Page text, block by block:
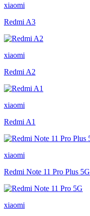
xiaomi
Redmi A3
xiaomi
Redmi A2
xiaomi
Redmi A1
xiaomi
Redmi Note 11 Pro Plus 5G
xiaomi